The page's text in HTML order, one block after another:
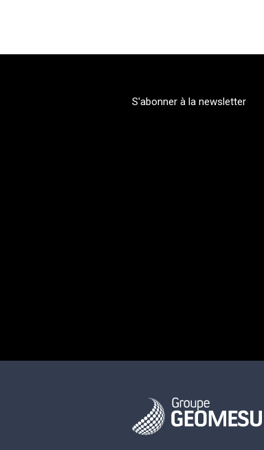
S'abonner à la newsletter